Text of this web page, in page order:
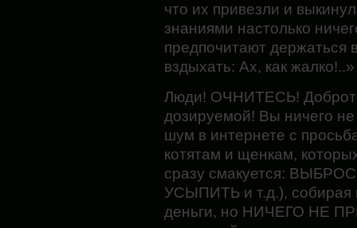
что их привезли и
знаниями настолько
предпочитают держаться
вздыхать: Ах, как жалко!..»
Люди! ОЧНИТЕСЬ!
дозируемой! Вы ничего
шум в интернете с
котятам и щенкам,
сразу смакуется:
УСЫПИТЬ и т.д.), собирая
деньги, но НИЧЕГО НЕ